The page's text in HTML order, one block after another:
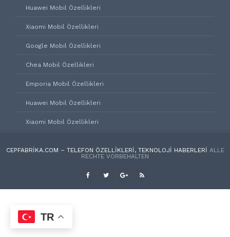
Huawei Mobil Özellikleri
Xiaomi Mobil Özellikleri
Google Mobil Özellikleri
Chea Mobil Özellikleri
Emporia Mobil Özellikleri
Huawei Mobil Özellikleri
Xiaomi Mobil Özellikleri
CEPFABRIKA.COM – TELEFON ÖZELLIKLERI, TEKNOLOJI HABERLERI ALLE
RECHTE VORBEHALTEN
TR